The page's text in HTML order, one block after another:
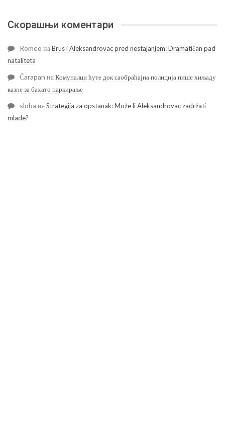
Скорашњи коментари
Romeo наBrus i Aleksandrovac pred nestajanjem: Dramatičan pad
nataliteta
Čarapan наКомуналци ћуте док саобраћајна полиција пише хиљаду
казне за бахато паркирање
sloba наStrategija za opstanak: Može li Aleksandrovac zadržati
mlade?